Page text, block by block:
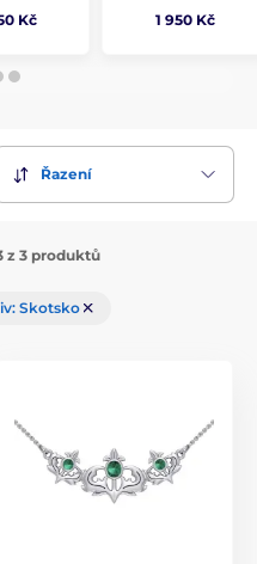
Kč 1 950 Kč
Řazení
z 3 produktů
Skotsko